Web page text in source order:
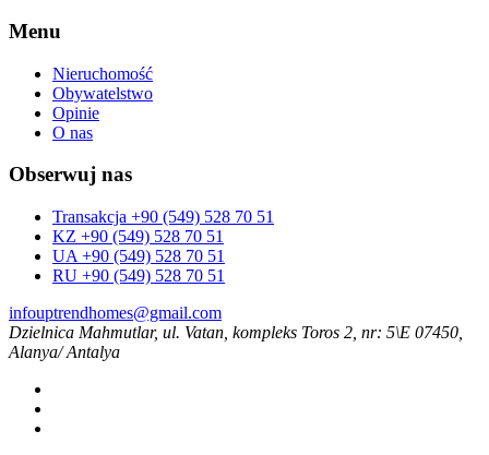
Menu
Nieruchomość
Obywatelstwo
Opinie
O nas
Obserwuj nas
Transakcja +90 (549) 528 70 51
KZ +90 (549) 528 70 51
UA +90 (549) 528 70 51
RU +90 (549) 528 70 51
infouptrendhomes@gmail.com
Dzielnica Mahmutlar, ul. Vatan, kompleks Toros 2, nr: 5\E 07450,
Alanya/ Antalya